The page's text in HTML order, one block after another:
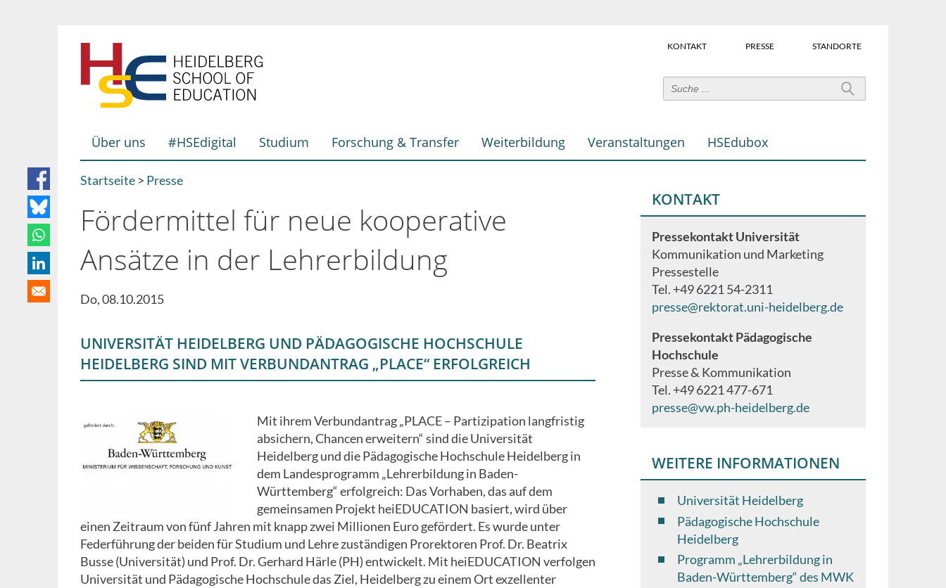
User-
(Über
Suchfeld)
KONTAKT PRESSE STANDORTE
Hauptnavigation
Über uns #HSEdigital Studium Forschung & Transfer Weiterbildung Veranstaltungen HSEdubox
Breadcrumb
Startseite Presse
Fördermittel für neue kooperative
Ansätze in der Lehrerbildung
Do, 08.10.2015
UNIVERSITÄT HEIDELBERG UND PÄDAGOGISCHE HOCHSCHULE
HEIDELBERG SIND MIT VERBUNDANTRAG „PLACE“ ERFOLGREICH
Mit ihrem Verbundantrag „PLACE – Partizipation langfristig
absichern, Chancen erweitern“ sind die Universität
Heidelberg und die Pädagogische Hochschule Heidelberg in
dem Landesprogramm „Lehrerbildung in Baden-
Württemberg“ erfolgreich: Das Vorhaben, das auf dem
gemeinsamen Projekt heiEDUCATION basiert, wird über
einen Zeitraum von fünf Jahren mit knapp zwei Millionen Euro gefördert. Es wurde unter
Federführung der beiden für Studium und Lehre zuständigen Prorektoren Prof. Dr. Beatrix
Busse (Universität) und Prof. Dr. Gerhard Härle (PH) entwickelt. Mit heiEDUCATION verfolgen
Universität und Pädagogische Hochschule das Ziel, Heidelberg zu einem Ort exzellenter
KONTAKT
Pressekontakt Universität
Kommunikation und Marketing
Pressestelle
Tel. +49 6221 54-2311
presse@rektorat.uni-heidelberg.de
Pressekontakt Pädagogische
Hochschule
Presse & Kommunikation
Tel. +49 6221 477-671
presse@vw.ph-heidelberg.de
WEITERE INFORMATIONEN
Universität Heidelberg
Pädagogische Hochschule
Heidelberg
Programm „Lehrerbildung in
Baden-Württemberg“ des MWK